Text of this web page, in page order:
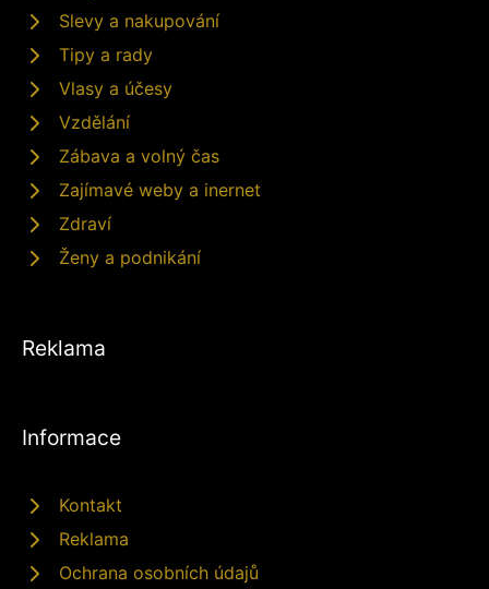
Slevy a nakupování
Tipy a rady
Vlasy a účesy
Vzdělání
Zábava a volný čas
Zajímavé weby a inernet
Zdraví
Ženy a podnikání
Reklama
Informace
Kontakt
Reklama
Ochrana osobních údajů